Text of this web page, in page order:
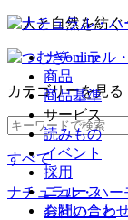
ナチュラル
商品
商品基準
サービス
読みもの
イベント
採用
ニュース
お問い合わ
カテゴリーを見る
すべて
ナチュラル・ハー
会社のこと